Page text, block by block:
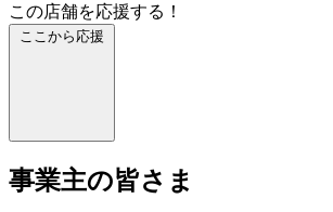
この店舗を応援する！
ここから応援
事業主の皆さま